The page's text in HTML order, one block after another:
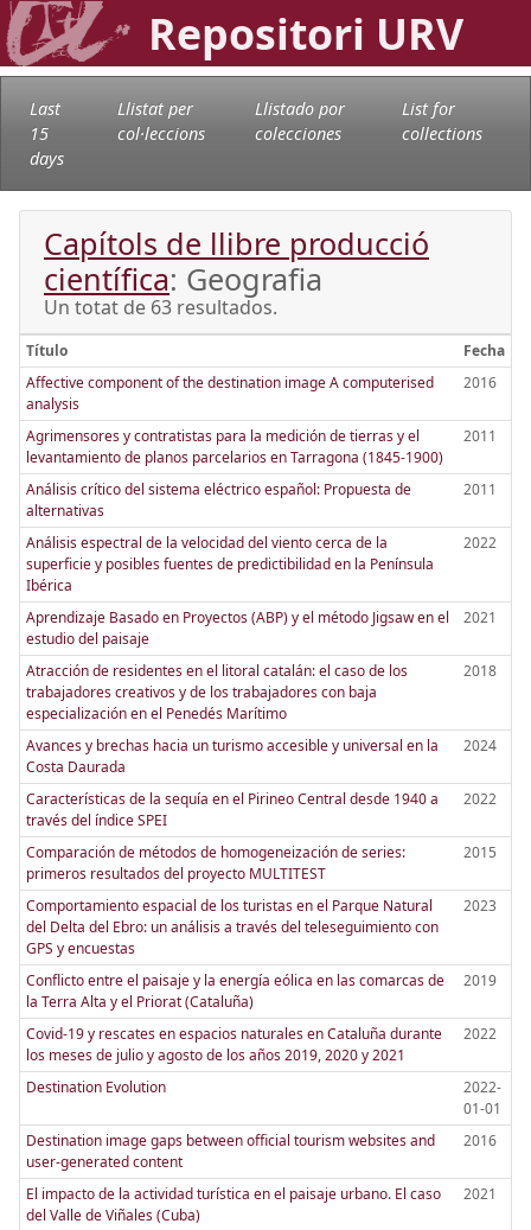
Repositori URV
Last
15
days
Llistat per
col·leccions
Llistado por
colecciones
List for
collections
Capítols de llibre producció
científica: Geografia
Un totat de 63 resultados.
Título
Fecha
Affective component of the destination image A computerised
analysis
2016
Agrimensores y contratistas para la medición de tierras y el
levantamiento de planos parcelarios en Tarragona (1845-1900)
2011
Análisis crítico del sistema eléctrico español: Propuesta de
alternativas
2011
Análisis espectral de la velocidad del viento cerca de la
superficie y posibles fuentes de predictibilidad en la Península
Ibérica
2022
Aprendizaje Basado en Proyectos (ABP) y el método Jigsaw en el
estudio del paisaje
2021
Atracción de residentes en el litoral catalán: el caso de los
trabajadores creativos y de los trabajadores con baja
especialización en el Penedés Marítimo
2018
Avances y brechas hacia un turismo accesible y universal en la
Costa Daurada
2024
Características de la sequía en el Pirineo Central desde 1940 a
través del índice SPEI
2022
Comparación de métodos de homogeneización de series:
primeros resultados del proyecto MULTITEST
2015
Comportamiento espacial de los turistas en el Parque Natural
del Delta del Ebro: un análisis a través del teleseguimiento con
GPS y encuestas
2023
Conflicto entre el paisaje y la energía eólica en las comarcas de
la Terra Alta y el Priorat (Cataluña)
2019
Covid-19 y rescates en espacios naturales en Cataluña durante
los meses de julio y agosto de los años 2019, 2020 y 2021
2022
Destination Evolution
2022-
01-01
Destination image gaps between official tourism websites and
user-generated content
2016
El impacto de la actividad turística en el paisaje urbano. El caso
del Valle de Viñales (Cuba)
2021